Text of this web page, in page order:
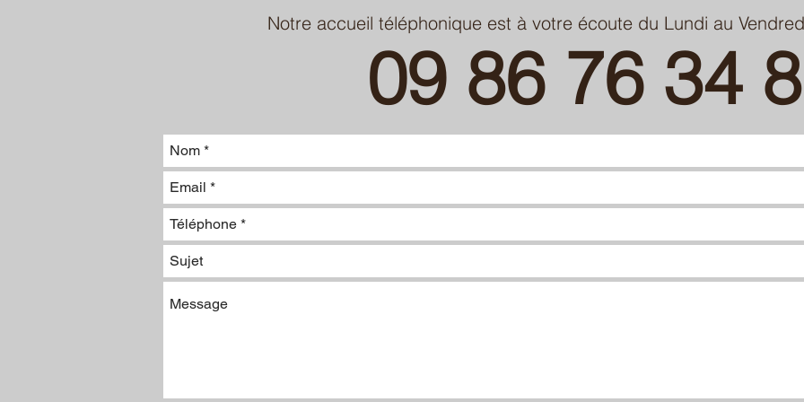
Notre accueil téléphonique est à votre écoute du Lundi au
09 86 76 34